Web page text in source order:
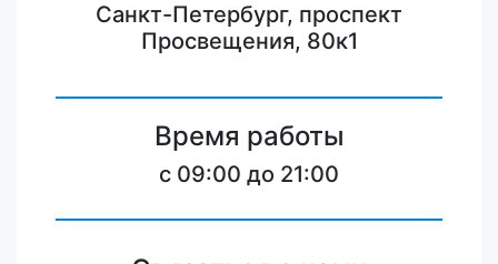
Санкт-Петербург, проспект
Просвещения, 80к1
Время работы
c 09:00 до 21:00